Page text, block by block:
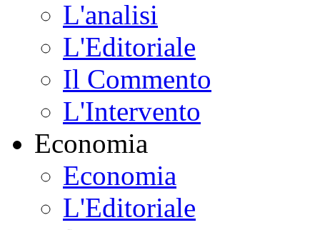
L'analisi
L'Editoriale
Il Commento
L'Intervento
Economia
Economia
L'Editoriale